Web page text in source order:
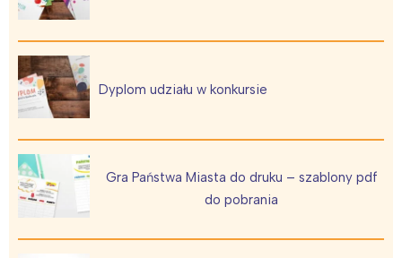
Dyplom udziału w konkursie
Gra Państwa Miasta do druku – szablony pdf
do pobrania